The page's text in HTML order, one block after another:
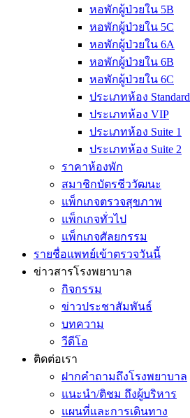
หอพักผู้ป่วยใน 5B
หอพักผู้ป่วยใน 5C
หอพักผู้ป่วยใน 6A
หอพักผู้ป่วยใน 6B
หอพักผู้ป่วยใน 6C
ประเภทห้อง Standard
ประเภทห้อง VIP
ประเภทห้อง Suite 1
ประเภทห้อง Suite 2
ราคาห้องพัก
สมาชิกบัตรชีววัฒนะ
แพ็กเกจตรวจสุขภาพ
แพ็กเกจทั่วไป
แพ็กเกจศัลยกรรม
รายชื่อแพทย์เข้าตรวจวันนี้
ข่าวสารโรงพยาบาล
กิจกรรม
ข่าวประชาสัมพันธ์
บทความ
วีดีโอ
ติดต่อเรา
ฝากคำถามถึงโรงพยาบาล
แนะนำ/ติชม ถึงผู้บริหาร
แผนที่และการเดินทาง